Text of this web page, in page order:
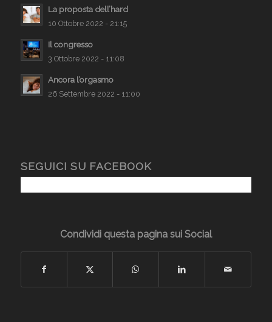
La proposta dell’hard
10 Ottobre 2022 - 21:15
Il congresso
3 Ottobre 2022 - 11:08
Ancora l’orgasmo
26 Settembre 2022 - 11:00
SEGUICI SU FACEBOOK
Condividi questa pagina sui Social